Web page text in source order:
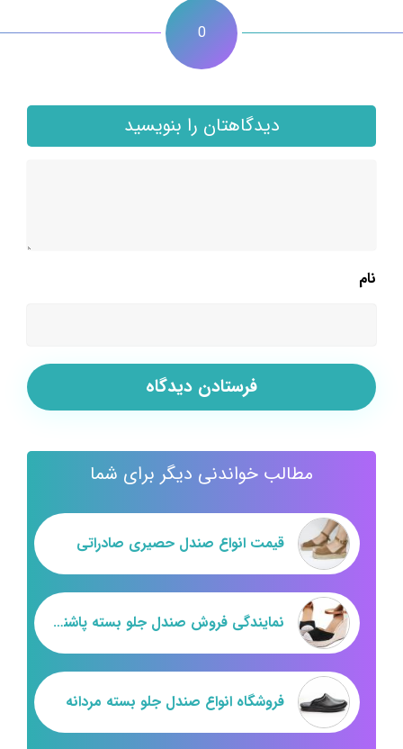
0
دیدگاهتان را بنویسید
نام
مطالب خواندنی دیگر برای شما
قیمت انواع صندل حصیری صادراتی
نمایندگی فروش صندل جلو بسته پاشنه دار
فروشگاه انواع صندل جلو بسته مردانه